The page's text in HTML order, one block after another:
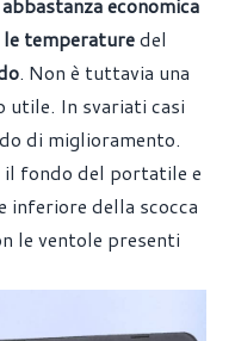
abbastanza economica
le temperaturedel
. Non è tuttavia una
utile. In svariati casi
di miglioramento.
fondo del portatile e
inferiore della scocca
le ventole presenti